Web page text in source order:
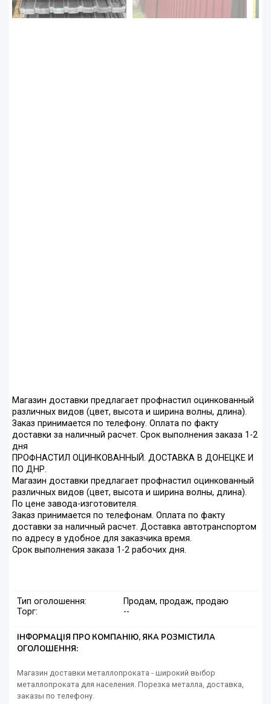
Магазин доставки предлагает профнастил оцинкованный
различных видов (цвет, высота и ширина волны, длина).
Заказ принимается по телефону. Оплата по факту
доставки за наличный расчет. Срок выполнения заказа 1-2
дня
ПРОФНАСТИЛ ОЦИНКОВАННЫЙ. ДОСТАВКА В ДОНЕЦКЕ И
ПО ДНР.
Магазин доставки предлагает профнастил оцинкованный
различных видов (цвет, высота и ширина волны, длина).
По цене завода-изготовителя.
Заказ принимается по телефонам. Оплата по факту
доставки за наличный расчет. Доставка автотранспортом
по адресу в удобное для заказчика время.
Срок выполнения заказа 1-2 рабочих дня.
Тип оголошення:
Продам, продаж, продаю
Торг:
--
ІНФОРМАЦІЯ ПРО КОМПАНІЮ, ЯКА РОЗМІСТИЛА
ОГОЛОШЕННЯ:
Магазин доставки металлопроката - широкий выбор
металлопроката для населения. Порезка металла, доставка,
заказы по телефону.